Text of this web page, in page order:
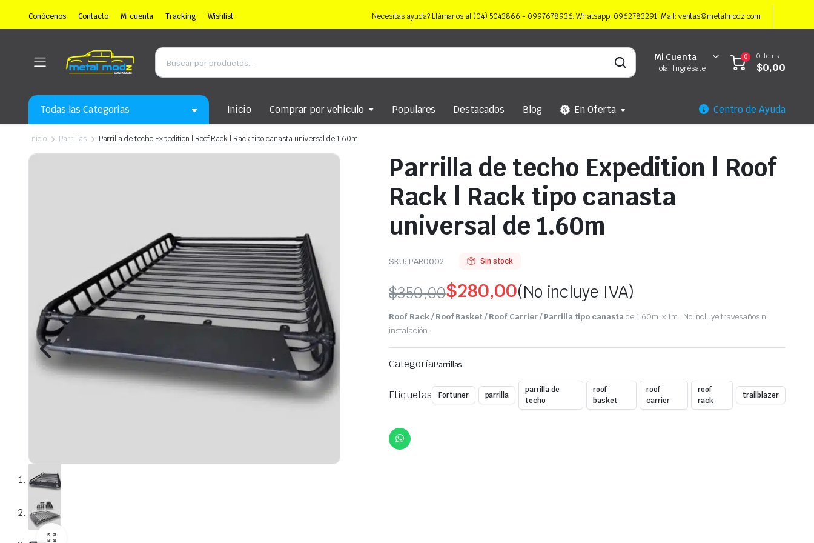
Conócenos Contacto Mi cuenta Tracking Wishlist Necesitas ayuda? Llámanos al (04) 5043866 - 0997678936. Whatsapp: 0962783291. Mail: ventas@metalmodz.com
Mi Cuenta
Hola, Ingrésate
0 0 items
$0,00
Todas las Categorías Inicio Comprar por vehículo Populares Destacados Blog En Oferta Centro de Ayuda
Inicio Parrillas Parrilla de techo Expedition | Roof Rack | Rack tipo canasta universal de 1.60m
Parrilla de techo Expedition | Roof
Rack | Rack tipo canasta
universal de 1.60m
SKU: PAR0002 Sin stock
$350,00
Original
price
was:
$350,00.
$280,00
Current
price
is:
$280,00.
(No incluye IVA)
Roof Rack / Roof Basket / Roof Carrier / Parrilla tipo canastade 1.60m. x 1m. No incluye travesaños ni
instalación.
CategoríaParrillas
Etiquetas Fortuner parrilla
parrilla de
techo
roof
basket
roof
carrier
roof
rack
trailblazer